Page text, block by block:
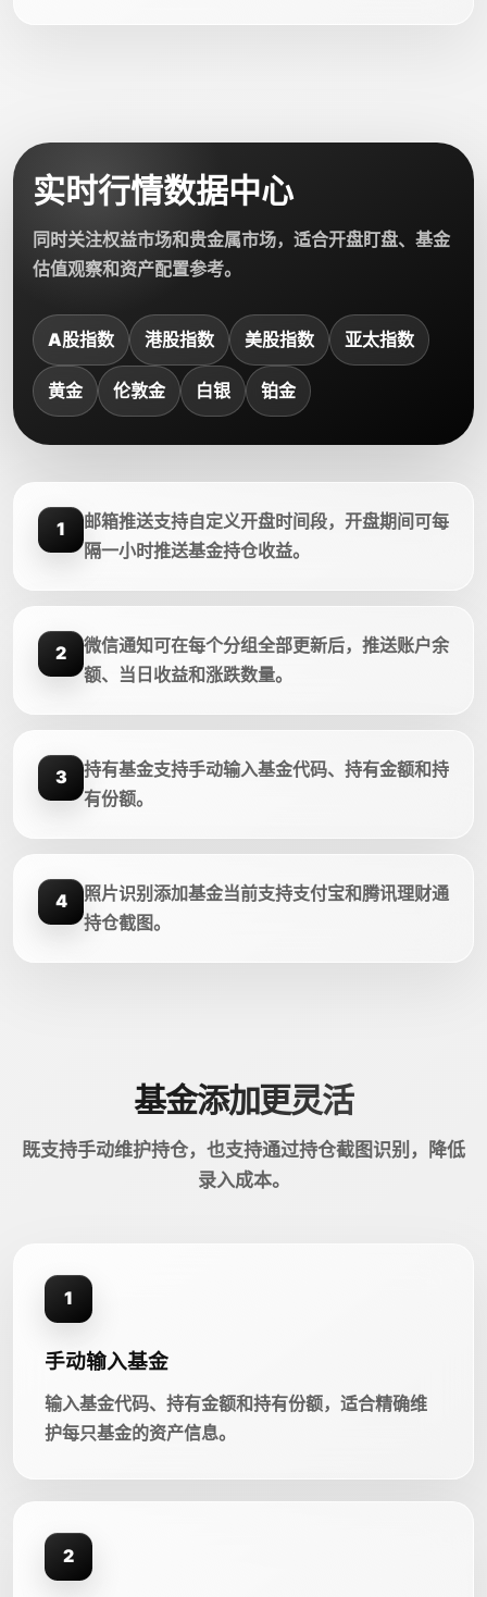
实时行情数据中心
同时关注权益市场和贵金属市场，适合开盘盯盘、基金
估值观察和资产配置参考。
A股指数 港股指数 美股指数 亚太指数
黄金 伦敦金 白银 铂金
1
邮箱推送支持自定义开盘时间段，开盘期间可每
隔一小时推送基金持仓收益。
2
微信通知可在每个分组全部更新后，推送账户余
额、当日收益和涨跌数量。
3
持有基金支持手动输入基金代码、持有金额和持
有份额。
4
照片识别添加基金当前支持支付宝和腾讯理财通
持仓截图。
基金添加更灵活
既支持手动维护持仓，也支持通过持仓截图识别，降低
录入成本。
1
手动输入基金
输入基金代码、持有金额和持有份额，适合精确维
护每只基金的资产信息。
2